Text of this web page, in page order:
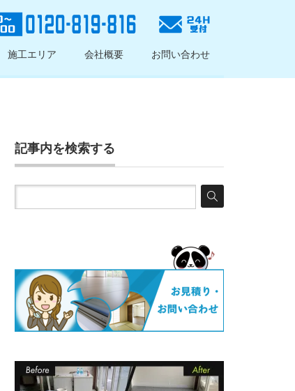
施工エリア 会社概要 お問い合わせ
記事内を検索する